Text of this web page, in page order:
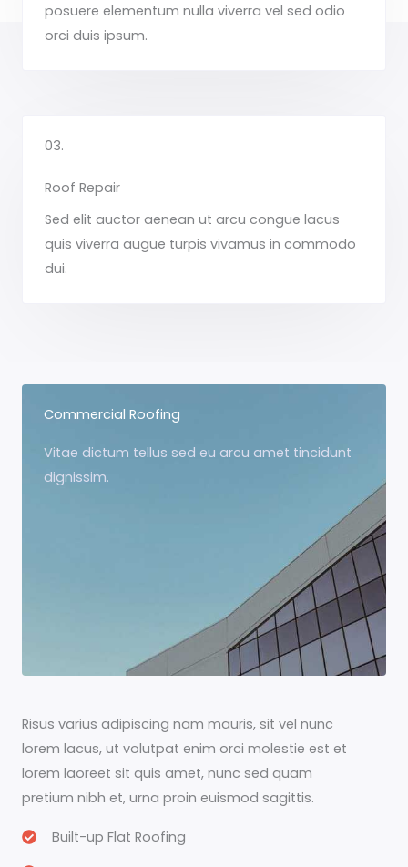
posuere elementum nulla viverra vel sed odio
orci duis ipsum.
03.
Roof Repair
Sed elit auctor aenean ut arcu congue lacus
quis viverra augue turpis vivamus in commodo
dui.
Commercial Roofing
Vitae dictum tellus sed eu arcu amet tincidunt
dignissim.
Risus varius adipiscing nam mauris, sit vel nunc
lorem lacus, ut volutpat enim orci molestie est et
lorem laoreet sit quis amet, nunc sed quam
pretium nibh et, urna proin euismod sagittis.
Built-up Flat Roofing